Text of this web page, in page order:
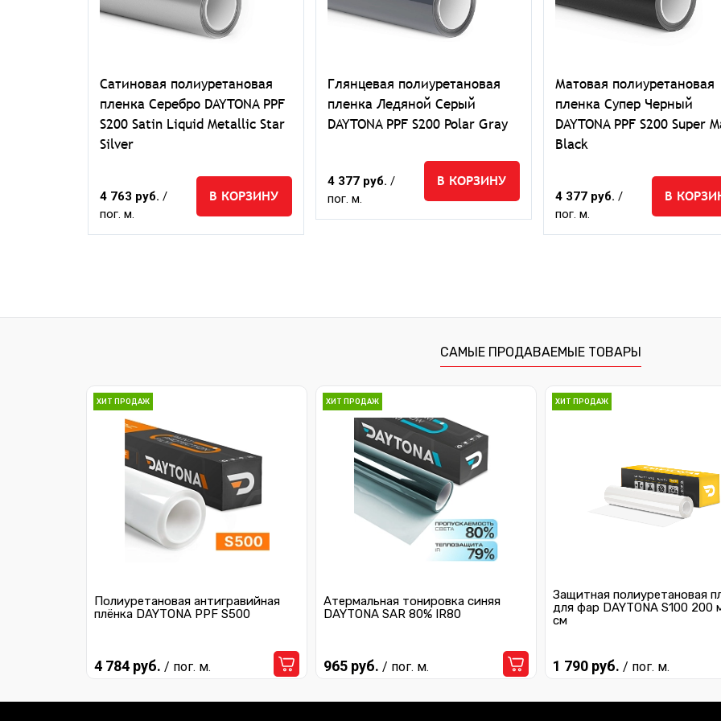
Сатиновая полиуретановая
пленка Серебро DAYTONA PPF
S200 Satin Liquid Metallic Star
Silver
4 763 руб. /
пог. м.
В КОРЗИНУ
Глянцевая полиуретановая
пленка Ледяной Серый
DAYTONA PPF S200 Polar Gray
4 377 руб. /
пог. м.
В КОРЗИНУ
Матовая полиуретановая
пленка Супер Черный
DAYTONA PPF S200 Super
Black
4 377 руб. /
пог. м.
В
САМЫЕ ПРОДАВАЕМЫЕ ТОВАРЫ
ХИТ ПРОДАЖ
Полиуретановая антигравийная
плёнка DAYTONA PPF S500
4 784 руб. / пог. м.
ХИТ ПРОДАЖ
Атермальная тонировка синяя
DAYTONA SAR 80% IR80
965 руб. / пог. м.
ХИТ ПРОДАЖ
Защитная полиуретановая
для фар DAYTONA S100 200
см
1 790 руб. / пог. м.